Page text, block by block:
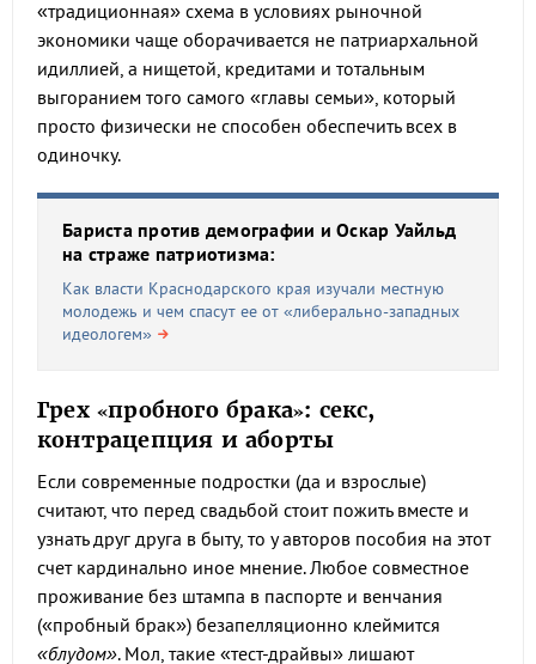
«традиционная» схема в условиях рыночной
экономики чаще оборачивается не патриархальной
идиллией, а нищетой, кредитами и тотальным
выгоранием того самого «главы семьи», который
просто физически не способен обеспечить всех в
одиночку.
Бариста против демографии и Оскар Уайльд
на страже патриотизма:
Как власти Краснодарского края изучали местную
молодежь и чем спасут ее от «либерально-западных
идеологем»
Грех «пробного брака»: секс,
контрацепция и аборты
Если современные подростки (да и взрослые)
считают, что перед свадьбой стоит пожить вместе и
узнать друг друга в быту, то у авторов пособия на этот
счет кардинально иное мнение. Любое совместное
проживание без штампа в паспорте и венчания
(«пробный брак») безапелляционно клеймится
«блудом». Мол, такие «тест-драйвы» лишают